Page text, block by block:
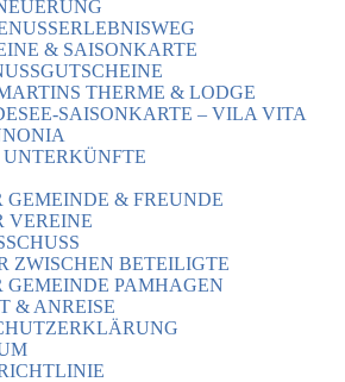
& SAISONKARTE
THERME & LODGE
SAISONKARTE – VILA VITA
GEMEINDE & FREUNDE
VEREINE
ZWISCHEN BETEILIGTE
GEMEINDE PAMHAGEN
& ANREISE